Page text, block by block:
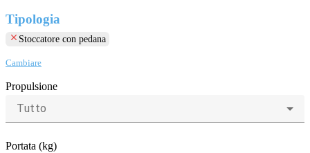
Tipologia
clear Stoccatore con pedana
Cambiare
Propulsione
Tutto
Portata (kg)